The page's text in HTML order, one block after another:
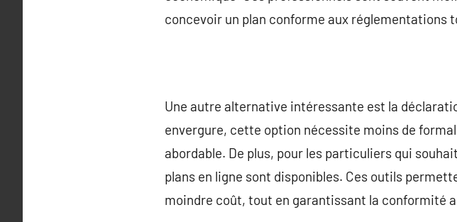
concevoir un plan conforme aux réglementations
Une autre alternative intéressante est la
envergure, cette option nécessite moins de
abordable. De plus, pour les particuliers qui
plans en ligne sont disponibles. Ces outils
moindre coût, tout en garantissant la conformité